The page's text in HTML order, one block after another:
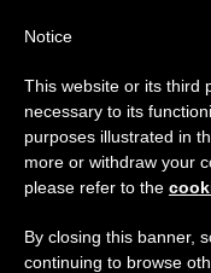
ETIQUETA
Aviso
Del 27 de julio
anual,
se generan menos
Notice
This website or its third
necessary to its
purposes illustrated in
more or withdraw your
please refer to the
By closing this banner,
continuing to browse